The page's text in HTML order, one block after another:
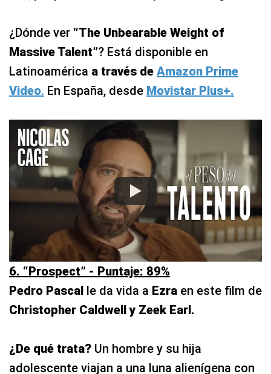
¿Dónde ver “The Unbearable Weight of
Massive Talent”? Está disponible en
Latinoamérica a través de Amazon Prime
Video. En España, desde Movistar Plus+.
6. “Prospect” - Puntaje: 89%
Pedro Pascal le da vida a Ezra en este film de
Christopher Caldwell y Zeek Earl.
¿De qué trata? Un hombre y su hija
adolescente viajan a una luna alienígena con